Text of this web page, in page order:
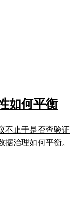
如何平衡
不止于是否查验证
治理如何平衡。